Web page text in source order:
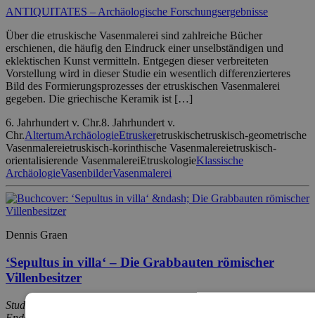
ANTIQUITATES – Archäologische Forschungsergebnisse
Über die etruskische Vasenmalerei sind zahlreiche Bücher
erschienen, die häufig den Eindruck einer unselbständigen und
eklektischen Kunst vermitteln. Entgegen dieser verbreiteten
Vorstellung wird in dieser Studie ein wesentlich differenzierteres
Bild des Formierungsprozesses der etruskischen Vasenmalerei
gegeben. Die griechische Keramik ist […]
6. Jahrhundert v. Chr.8. Jahrhundert v.
Chr.AltertumArchäologieEtruskeretruskischetruskisch-geometrische
Vasenmalereietruskisch-korinthische Vasenmalereietruskisch-
orientalisierende VasenmalereiEtruskologieKlassische
ArchäologieVasenbilderVasenmalerei
Dennis Graen
‘Sepultus in villa‘ – Die Grabbauten römischer
Villenbesitzer
Studien zu Ursprung und Entwicklung von den Anfängen bis zum